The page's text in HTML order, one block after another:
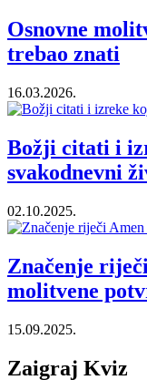
Osnovne
trebao znati
16.03.2026.
Božji citati i
svakodnevni
02.10.2025.
Značenje
molitvene
15.09.2025.
Zaigraj Kviz